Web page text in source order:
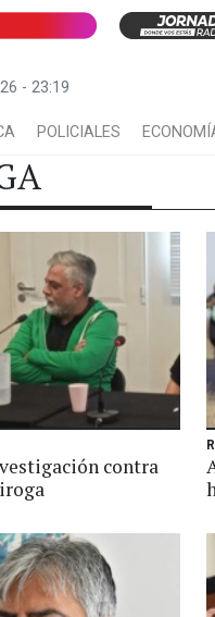
- 23:19
POLICIALES
contra